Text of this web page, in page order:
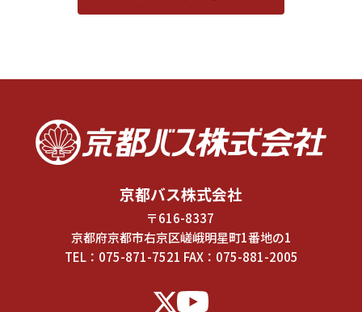
京都バス株式会社
〒616-8337
京都府京都市右京区嵯峨明星町1番地の1
TEL： 075-871-7521 FAX：075-881-2005